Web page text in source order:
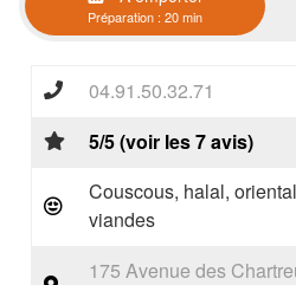
Préparation : 20 min
04.91.50.32.71
5/5 (voir les 7 avis)
Couscous, halal,
viandes
175 Avenue des